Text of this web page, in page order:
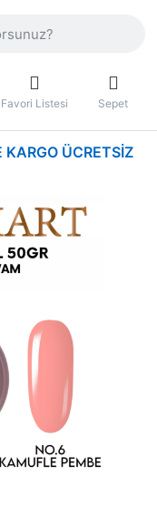
Favori Listesi Sepet
ÜCRETSIZ